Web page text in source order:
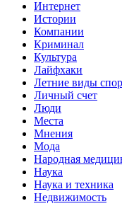
Интернет
Истории
Компании
Криминал
Культура
Лайфхаки
Летние виды
Личный счет
Люди
Места
Мнения
Мода
Народная
Наука
Наука и техника
Недвижимость